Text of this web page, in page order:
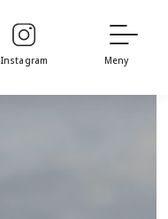
Instagram Meny